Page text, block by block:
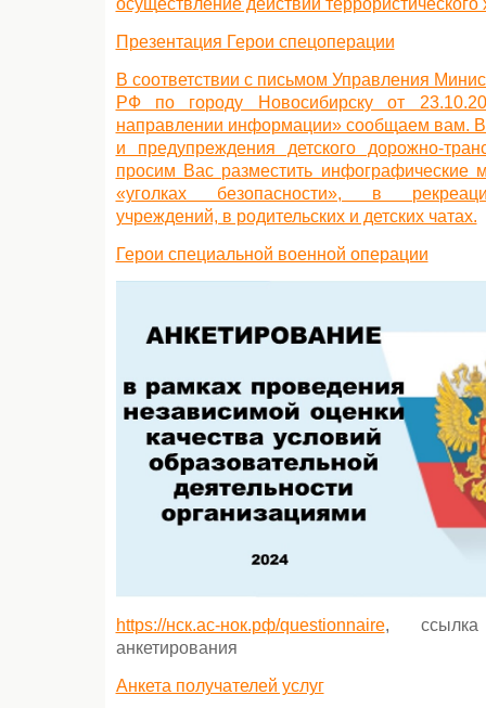
Презентация Герои спецоперации
В соответствии с письмом Управления
РФ по городу Новосибирску от
направлении информации» сообщаем вам.
и предупреждения детского дорожно-
просим Вас разместить инфографические
«уголках безопасности», в
учреждений, в родительских и детских чатах.
Герои специальной военной операции
https://нск.ас-нок.рф/questionnaire, ссылка
анкетирования
Анкета получателей услуг